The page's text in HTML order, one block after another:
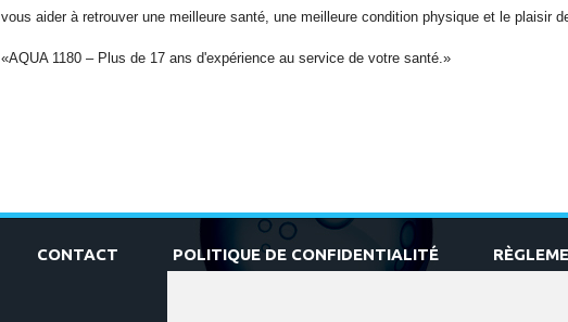
vous aider à retrouver une meilleure santé, une meilleure condition physique et le plaisir
«AQUA 1180 – Plus de 17 ans d'expérience au service de votre santé.»
CONTACT POLITIQUE DE CONFIDENTIALITÉ